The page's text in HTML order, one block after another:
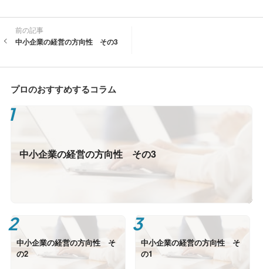
前の記事
中小企業の経営の方向性 その3
プロのおすすめするコラム
中小企業の経営の方向性 その3
中小企業の経営の方向性 そ
の2
中小企業の経営の方向性 そ
の1